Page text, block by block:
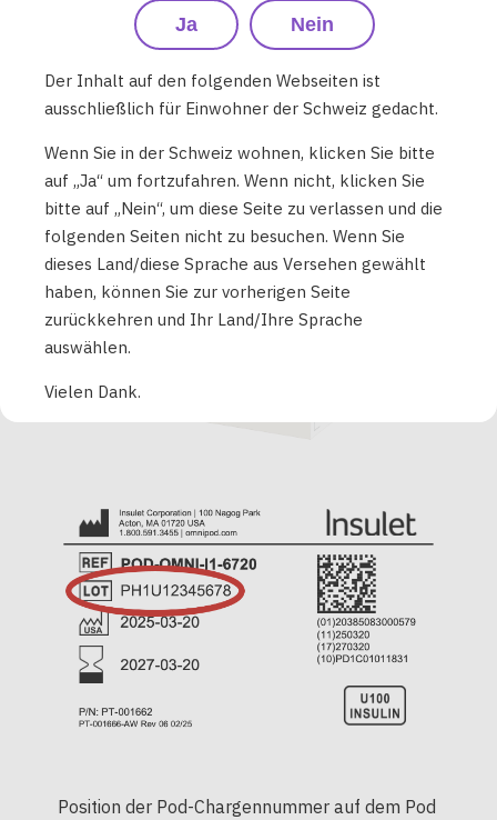
Position der Pod-Chargennummer an der Seite
der 10er-Pod-Packung (Hinweis: Alle Pods in
derselben Packung haben dieselbe Pod-
Chargennummer):
Position der Pod-Chargennummer auf dem Pod
Ja Nein
Der Inhalt auf den folgenden Webseiten ist
ausschließlich für Einwohner der Schweiz gedacht.
Wenn Sie in der Schweiz wohnen, klicken Sie bitte
auf „Ja“ um fortzufahren. Wenn nicht, klicken Sie
bitte auf „Nein“, um diese Seite zu verlassen und die
folgenden Seiten nicht zu besuchen. Wenn Sie
dieses Land/diese Sprache aus Versehen gewählt
haben, können Sie zur vorherigen Seite
zurückkehren und Ihr Land/Ihre Sprache
auswählen.
Vielen Dank.